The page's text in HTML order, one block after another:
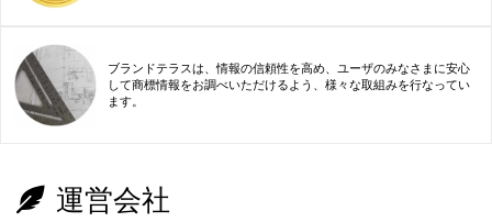
ブランドテラスは、情報の信頼性を高め、ユーザのみなさまに安心
して商標情報をお調べいただけるよう、様々な取組みを行なってい
ます。
運営会社